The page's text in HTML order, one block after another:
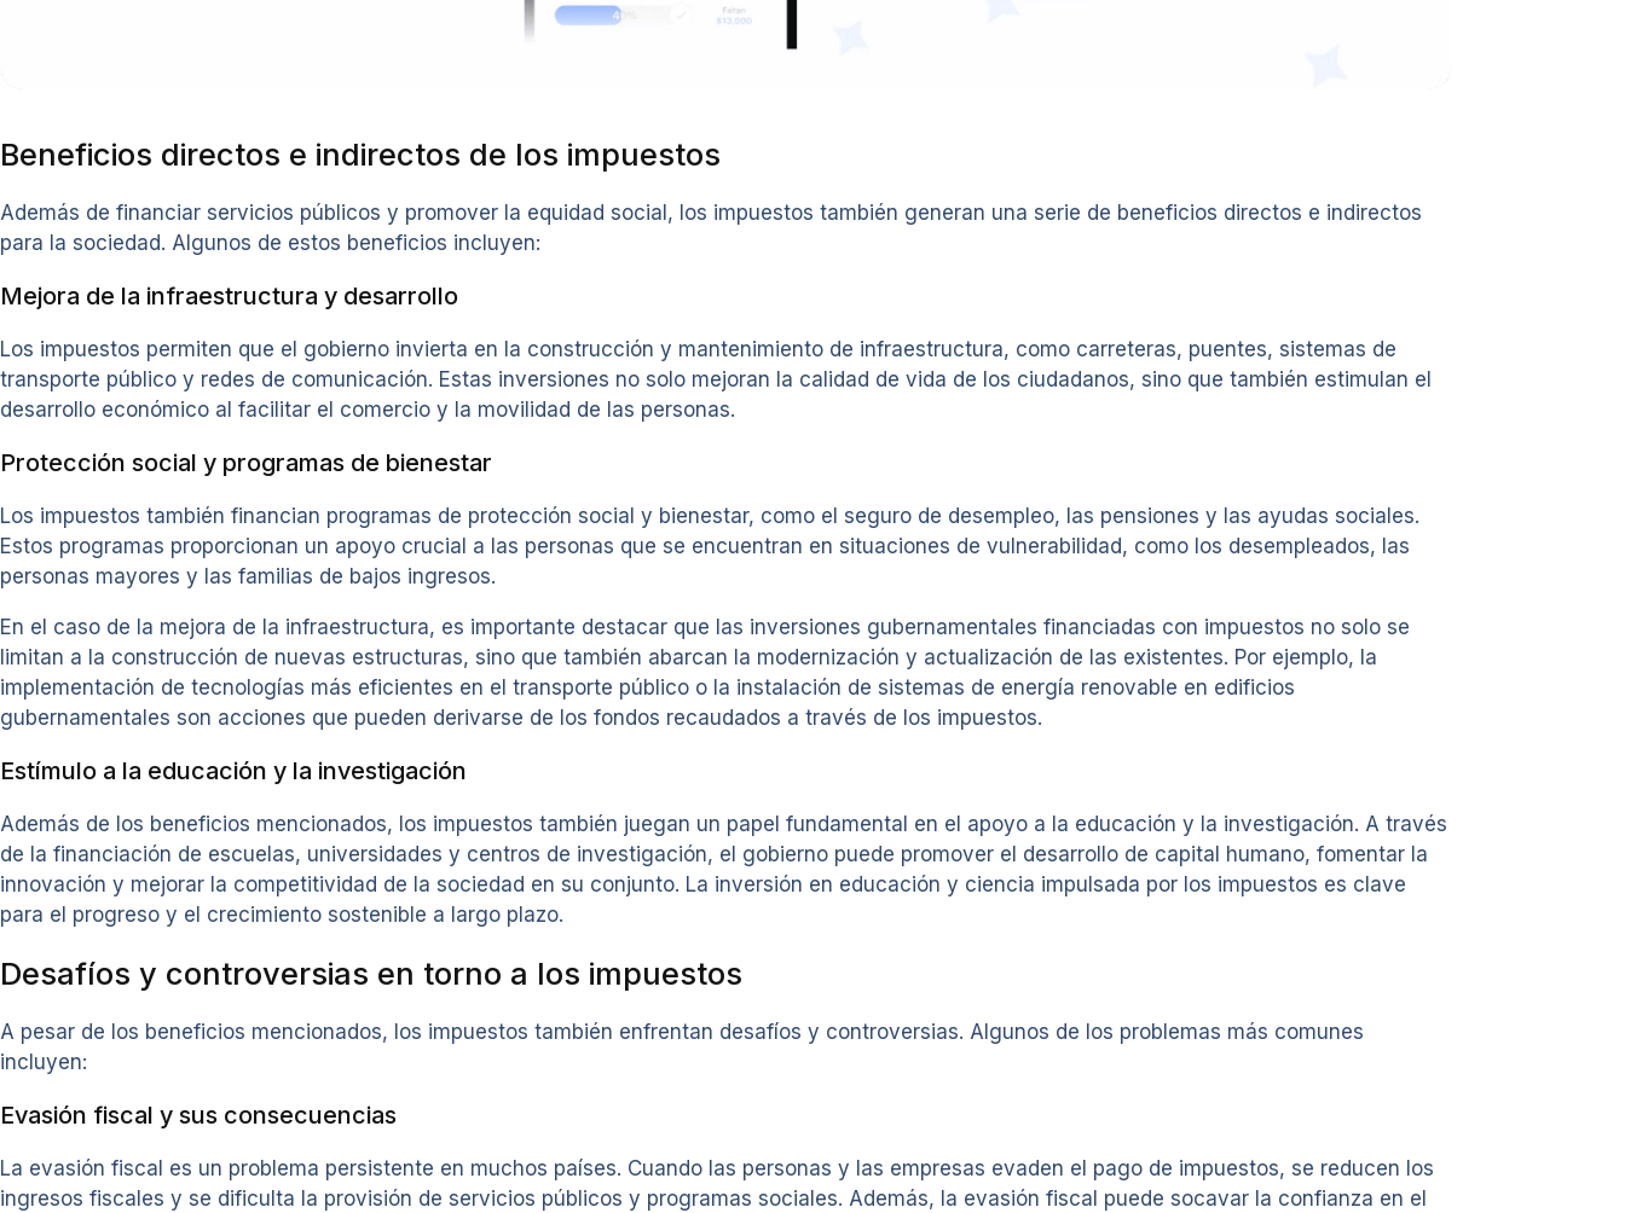
Beneficios directos e indirectos de los impuestos
Además de financiar servicios públicos y promover la equidad social, los impuestos también generan una serie de beneficios directos e indirectos
para la sociedad. Algunos de estos beneficios incluyen:
Mejora de la infraestructura y desarrollo
Los impuestos permiten que el gobierno invierta en la construcción y mantenimiento de infraestructura, como carreteras, puentes, sistemas de
transporte público y redes de comunicación. Estas inversiones no solo mejoran la calidad de vida de los ciudadanos, sino que también estimulan el
desarrollo económico al facilitar el comercio y la movilidad de las personas.
Protección social y programas de bienestar
Los impuestos también financian programas de protección social y bienestar, como el seguro de desempleo, las pensiones y las ayudas sociales.
Estos programas proporcionan un apoyo crucial a las personas que se encuentran en situaciones de vulnerabilidad, como los desempleados, las
personas mayores y las familias de bajos ingresos.
En el caso de la mejora de la infraestructura, es importante destacar que las inversiones gubernamentales financiadas con impuestos no solo se
limitan a la construcción de nuevas estructuras, sino que también abarcan la modernización y actualización de las existentes. Por ejemplo, la
implementación de tecnologías más eficientes en el transporte público o la instalación de sistemas de energía renovable en edificios
gubernamentales son acciones que pueden derivarse de los fondos recaudados a través de los impuestos.
Estímulo a la educación y la investigación
Además de los beneficios mencionados, los impuestos también juegan un papel fundamental en el apoyo a la educación y la investigación. A través
de la financiación de escuelas, universidades y centros de investigación, el gobierno puede promover el desarrollo de capital humano, fomentar la
innovación y mejorar la competitividad de la sociedad en su conjunto. La inversión en educación y ciencia impulsada por los impuestos es clave
para el progreso y el crecimiento sostenible a largo plazo.
Desafíos y controversias en torno a los impuestos
A pesar de los beneficios mencionados, los impuestos también enfrentan desafíos y controversias. Algunos de los problemas más comunes
incluyen:
Evasión fiscal y sus consecuencias
La evasión fiscal es un problema persistente en muchos países. Cuando las personas y las empresas evaden el pago de impuestos, se reducen los
ingresos fiscales y se dificulta la provisión de servicios públicos y programas sociales. Además, la evasión fiscal puede socavar la confianza en el